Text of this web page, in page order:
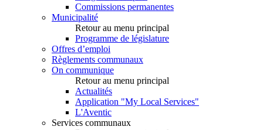
Commissions permanentes
Municipalité
Retour au menu principal
Programme de législature
Offres d’emploi
Règlements communaux
On communique
Retour au menu principal
Actualités
Application "My Local Services"
L'Aventic
Services communaux